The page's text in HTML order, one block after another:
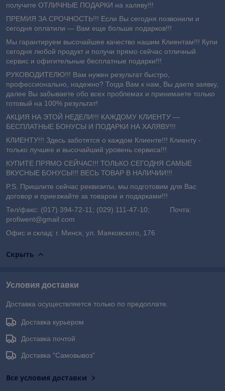
получите ОТЛИЧНЫЕ ПОДАРКИ на халяву!!!
ПРЕМИЯ ЗА СРОЧНОСТЬ!!! Если Вы сегодня позвонили и
сегодня оплатили ― Вам еще больше подарков!!!
Мы гарантируем высочайшее качество нашим Клиентам!!! Купи
сегодня любой продукт и получи прямо сейчас отличный
сервис и офигительные бесплатные подарки!!!
РУКОВОДИТЕЛЮ!!! Вам нужен результат быстро,
профессионально, надежно? Тогда Вам к нам, Вы даете заявку,
далее Вы забываете обо всех проблемах и принимаете только
готовый на 100% результат!
АКЦИЯ НА ЭТОЙ НЕДЕЛИ!!! КАЖДОМУ КЛИЕНТУ —
БЕСПЛАТНЫЕ БОНУСЫ И ПОДАРКИ НА ХАЛЯВУ!!!
КЛИЕНТУ!!! Здесь заботятся о каждом Клиенте!!! Клиенту -
только лучшее и высочайший уровень сервиса!!!
КУПИТЕ ПРЯМО СЕЙЧАС!!! ТОЛЬКО СЕГОДНЯ САМЫЕ
ВКУСНЫЕ БОНУСЫ!!! ВЕСЬ ТОВАР В НАЛИЧИИ!!!
P.S. Пришлите сейчас реквизиты, мы подготовим для Вас
договор и приезжайте за товаром и подарками!!!
Тел/факс: (017) 394-72-11; (029) 111-47-10; Почта:
profiwent@gmail.com
Офис и склад: г. Минск, ул. Маяковского, 176
Скрыть
Условия доставки
Доставка осуществляется только по предоплате.
Доставка курьером
Доставка почтой
Доставка "Самовывоз"
Все условия доставки